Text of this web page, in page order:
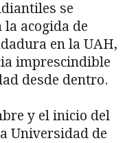
se
acogida de
en la UAH,
imprescindible
desde dentro.
y el inicio del
Universidad de